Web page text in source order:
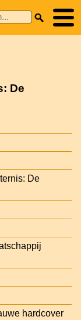
De
De
hardcover